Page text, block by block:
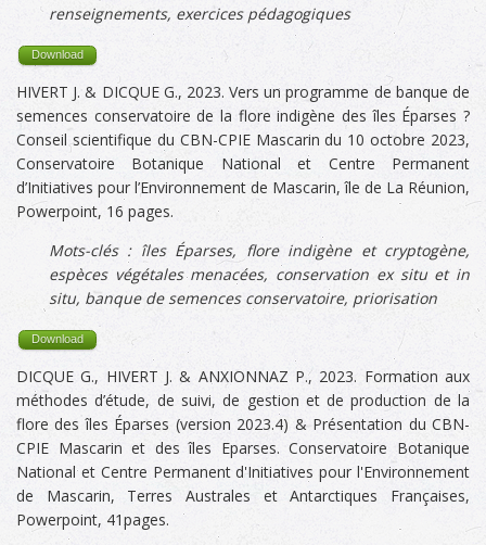
renseignements, exercices pédagogiques
Download
HIVERT J. & DICQUE G., 2023. Vers un programme de banque de
semences conservatoire de la flore indigène des îles Éparses ?
Conseil scientifique du CBN-CPIE Mascarin du 10 octobre 2023,
Conservatoire Botanique National et Centre Permanent
d’Initiatives pour l’Environnement de Mascarin, île de La Réunion,
Powerpoint, 16 pages.
Mots-clés : îles Éparses, flore indigène et cryptogène,
espèces végétales menacées, conservation ex situ et in
situ, banque de semences conservatoire, priorisation
Download
DICQUE G., HIVERT J. & ANXIONNAZ P., 2023. Formation aux
méthodes d’étude, de suivi, de gestion et de production de la
flore des îles Éparses (version 2023.4) & Présentation du CBN-
CPIE Mascarin et des îles Eparses. Conservatoire Botanique
National et Centre Permanent d'Initiatives pour l'Environnement
de Mascarin, Terres Australes et Antarctiques Françaises,
Powerpoint, 41pages.